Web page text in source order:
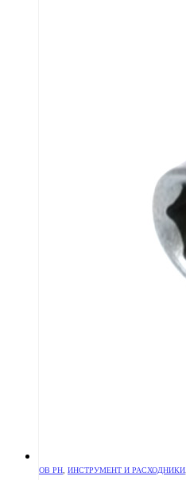
OB PH ИНСТРУМЕНТ И РАСХОДНИКИ